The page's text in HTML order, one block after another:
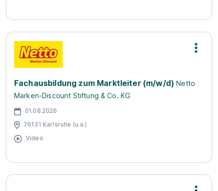
Fachausbildung zum Marktleiter (m/w/d) Netto
Marken-Discount Stiftung & Co. KG
01.08.2026
76131 Karlsruhe (u.a.)
Video